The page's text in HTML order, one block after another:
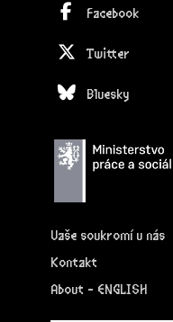
Facebook
Twitter
Bluesky
Vaše soukromí u nás
Kontakt
About - ENGLISH